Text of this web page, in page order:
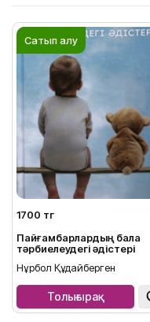
Сатып алу
1700 тг
Пайғамбарлардың бала
тәрбиелеудегі әдістері
Нұрбол Құдайберген
Толығырақ